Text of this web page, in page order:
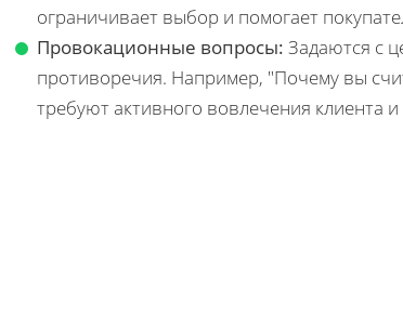
ограничивает выбор и помогает
Провокационные вопросы: Задаются с
противоречия. Например, "Почему вы
требуют активного вовлечения клиента